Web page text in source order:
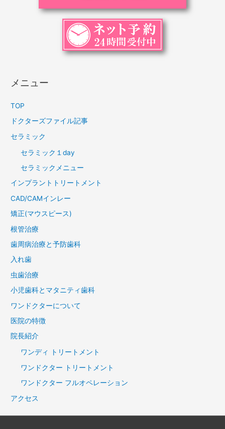
メニュー
TOP
ドクターズファイル記事
セラミック
セラミック１day
セラミックメニュー
インプラントトリートメント
CAD/CAMインレー
矯正(マウスピース)
根管治療
歯周病治療と予防歯科
入れ歯
虫歯治療
小児歯科とマタニティ歯科
ワンドクターについて
医院の特徴
院長紹介
ワンディ トリートメント
ワンドクター トリートメント
ワンドクター フルオペレーション
アクセス